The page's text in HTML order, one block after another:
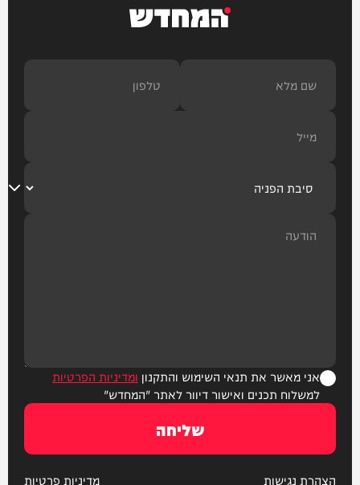
המחדש
אני מאשר את תנאי השימוש והתקנון ומדיניות הפרטיות
למשלוח תכנים ואישור דיוור לאתר "המחדש"
שליחה
הצהרת נגישות מדיניות פרטיות